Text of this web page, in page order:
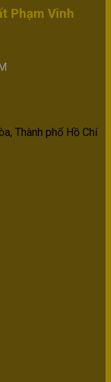
Phạm Vinh
Thành phố Hồ Chí